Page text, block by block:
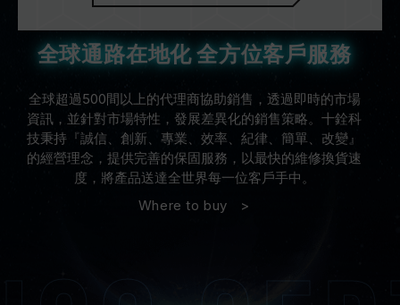
全球通路在地化 全方位客戶服務
全球超過500間以上的代理商協助銷售，透過即時的市場
資訊，並針對市場特性，發展差異化的銷售策略。十銓科
技秉持『誠信、創新、專業、效率、紀律、簡單、改變』
的經營理念，提供完善的保固服務，以最快的維修換貨速
度，將產品送達全世界每一位客戶手中。
Where to buy